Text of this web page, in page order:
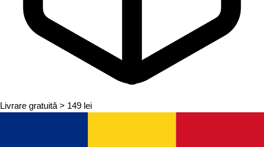
Livrare gratuită > 149 lei